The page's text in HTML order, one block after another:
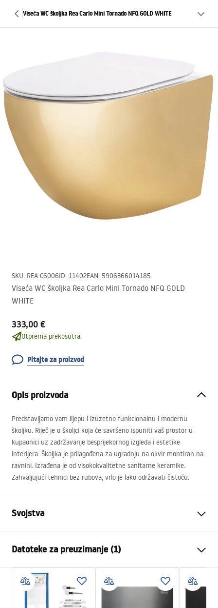
Viseća WC školjka Rea Carlo Mini Tornado NFQ GOLD WHITE
SKU: REA-C6006ID: 11402EAN: 5906366014185
Viseća WC školjka Rea Carlo Mini Tornado NFQ GOLD
WHITE
333,00 €
Otprema prekosutra.
Pitajte za proizvod
Opis proizvoda
Predstavljamo vam lijepu i izuzetno funkcionalnu i modernu
školjku. Riječ je o školjci koja će savršeno ispuniti vaš prostor u
kupaonici uz zadržavanje besprijekornog izgleda i estetike
interijera. Školjka je prilagođena za ugradnju na okvir montiran na
ravnini. Izrađena je od visokokvalitetne sanitarne keramike.
Zahvaljujući tehnici bez rubova, vrlo je lako održavati čistoću.
Svojstva
Sustav ispiranja
Rimless Tornado NFQ (Noise-
Free Quiet)
Boja
Bijela/Zlatna
Datoteke za preuzimanje (1)
Montažne upute